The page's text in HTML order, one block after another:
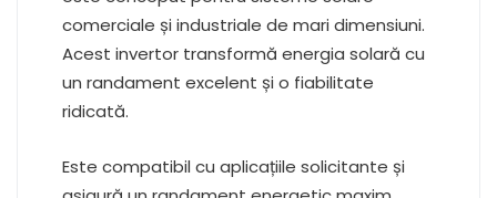
comerciale și industriale de mari dimensiuni.
Acest invertor transformă energia solară cu
un randament excelent și o fiabilitate
ridicată.
Este compatibil cu aplicațiile solicitante și